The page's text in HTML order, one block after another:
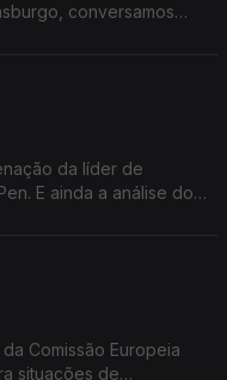
conversamos
da líder de
E ainda a análise do
Comissão Europeia
situações de